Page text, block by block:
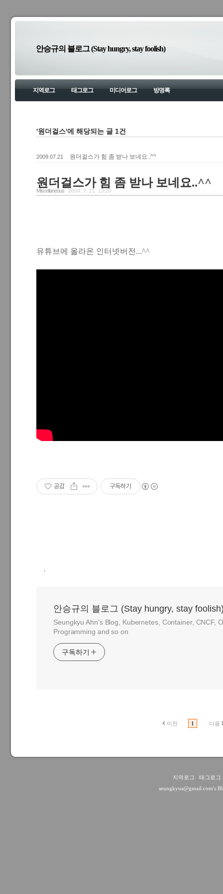
안승규의 블로그 (Stay hungry, stay foolish)
지역로그 태그로그 미디어로그 방명록
'원더걸스'에 해당되는 글 1건
2009.07.21 원더걸스가 힘 좀 받나 보네요..^^
원더걸스가 힘 좀 받나 보네요..^^
Miscellaneous 2009. 7. 21. 13:20
유튜브에 올라온 인터넷버전...^^
공감 구독하기
,
안승규의 블로그 (Stay hungry, stay
Seungkyu Ahn's Blog, Kubernetes, Container, CNCF,
Programming and so on
구독하기
이전 1 다음
지역로그 : 태그로그
seungkyua@gmail.com's